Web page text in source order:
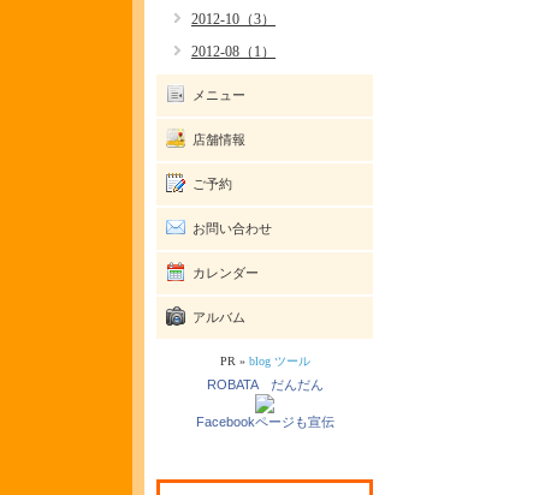
2012-10（3）
2012-08（1）
メニュー
店舗情報
ご予約
お問い合わせ
カレンダー
アルバム
PR » blog ツール
ROBATA だんだん
Facebookページも宣伝